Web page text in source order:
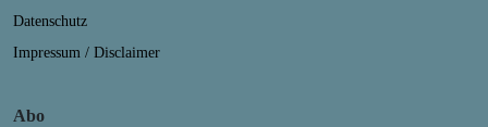
Datenschutz
Impressum / Disclaimer
Abo